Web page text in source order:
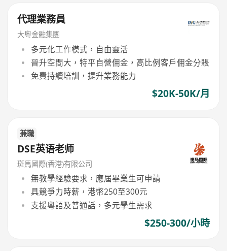
代理業務員
大粵金融集團
多元化工作模式，自由靈活
晉升空間大，特平自營佣金，高比例客戶佣金分賬
免費持續培訓，提升業務能力
$20K-50K/月
兼職
DSE英语老师
斑馬國際(香港)有限公司
無教學經驗要求，應屆畢業生可申請
具競爭力時薪，港幣250至300元
支援粵語及普通話，多元學生需求
$250-300/小時